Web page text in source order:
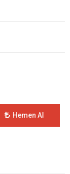
Hemen Al